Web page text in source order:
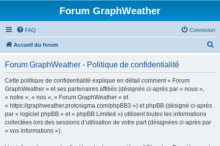
Forum GraphWeather
FAQ Connexion
Accueil du forum
Forum GraphWeather - Politique de confidentialité
Cette politique de confidentialité explique en détail comment « Forum
GraphWeather » et ses partenaires affiliés (désignés ci-après par « nous »,
« notre », « nos », « Forum GraphWeather » et
« https://graphweather.protosigma.com/phpBB3 ») et phpBB (désigné ci-après
par « logiciel phpBB » et « phpBB Limited ») utilisent toutes les informations
collectées lors des sessions d’utilisation de votre part (désignées ci-après par
« vos informations »).